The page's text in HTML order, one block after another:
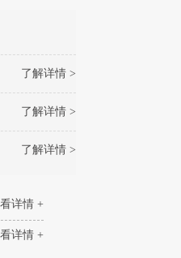
了解详情 >
了解详情 >
了解详情 >
详情 +
详情 +